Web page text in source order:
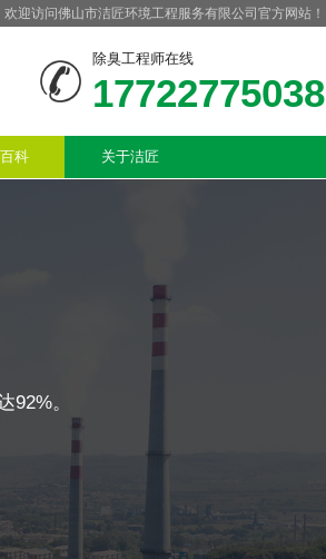
欢迎访问佛山市洁匠环境工程服务有限公司官方网站！
除臭工程师在线
17722775038
科 关于洁匠
92%。